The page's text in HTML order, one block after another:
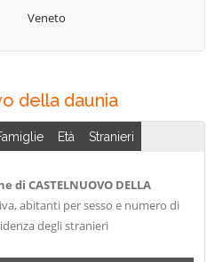
Veneto
della daunia
Età Stranieri
di CASTELNUOVO DELLA
abitanti per sesso e numero di
degli stranieri